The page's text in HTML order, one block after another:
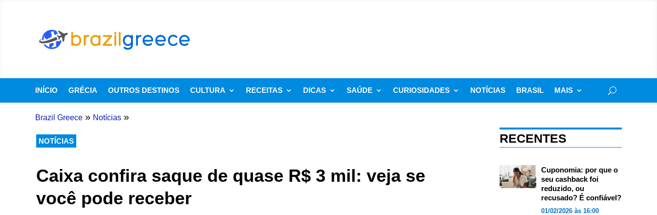
INÍCIO GRÉCIA OUTROS DESTINOS CULTURA RECEITAS DICAS SAÚDE CURIOSIDADES NOTÍCIAS BRASIL MAIS
Brazil Greece » Notícias »
NOTÍCIAS
Caixa confira saque de quase R$ 3 mil: veja se
você pode receber
RECENTES
Cuponomia: por que o
seu cashback foi
reduzido, ou
recusado? É confiável?
01/02/2026 às 16:00